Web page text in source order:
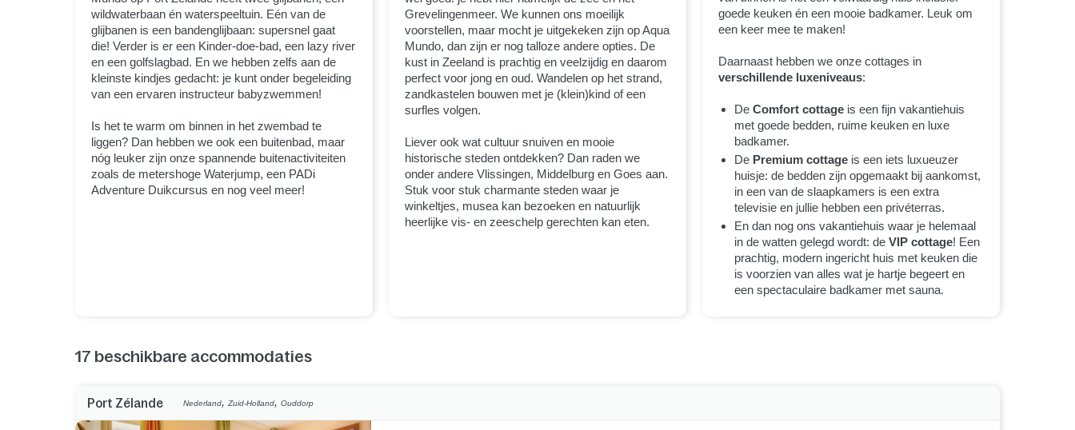
wildwaterbaan én waterspeeltuin. Eén van de
glijbanen is een bandenglijbaan: supersnel gaat
die! Verder is er een Kinder-doe-bad, een lazy river
en een golfslagbad. En we hebben zelfs aan de
kleinste kindjes gedacht: je kunt onder begeleiding
van een ervaren instructeur babyzwemmen!
Is het te warm om binnen in het zwembad te
liggen? Dan hebben we ook een buitenbad, maar
nóg leuker zijn onze spannende buitenactiviteiten
zoals de metershoge Waterjump, een PADi
Adventure Duikcursus en nog veel meer!
Grevelingenmeer. We kunnen ons moeilijk
voorstellen, maar mocht je uitgekeken zijn op Aqua
Mundo, dan zijn er nog talloze andere opties. De
kust in Zeeland is prachtig en veelzijdig en daarom
perfect voor jong en oud. Wandelen op het strand,
zandkastelen bouwen met je (klein)kind of een
surfles volgen.
Liever ook wat cultuur snuiven en mooie
historische steden ontdekken? Dan raden we
onder andere Vlissingen, Middelburg en Goes aan.
Stuk voor stuk charmante steden waar je
winkeltjes, musea kan bezoeken en natuurlijk
heerlijke vis- en zeeschelp gerechten kan eten.
goede keuken én een mooie badkamer. Leuk om
een keer mee te maken!
Daarnaast hebben we onze cottages in
verschillende luxeniveaus:
De Comfort cottageis een fijn vakantiehuis
met goede bedden, ruime keuken en luxe
badkamer.
De Premium cottageis een iets luxueuzer
huisje: de bedden zijn opgemaakt bij aankomst,
in een van de slaapkamers is een extra
televisie en jullie hebben een privéterras.
En dan nog ons vakantiehuis waar je helemaal
in de watten gelegd wordt: de VIP cottage! Een
prachtig, modern ingericht huis met keuken die
is voorzien van alles wat je hartje begeert en
een spectaculaire badkamer met sauna.
17 beschikbare accommodaties
Port Zélande Nederland,Zuid-Holland,Ouddorp